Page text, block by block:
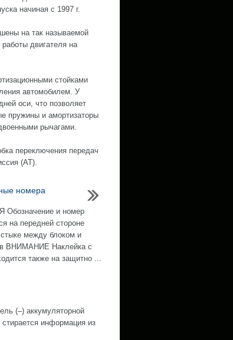
начиная с 1997 г.
на так называемой
двигателя на
стойками
автомобилем. У
оси, что позволяет
пружины и амортизаторы
рычагами.
переключения передач
(АТ).
номера
и номер
на передней стороне
между блоком и
ВНИМАНИЕ Наклейка с
также на защитно ...
(–) аккумуляторной
информация из